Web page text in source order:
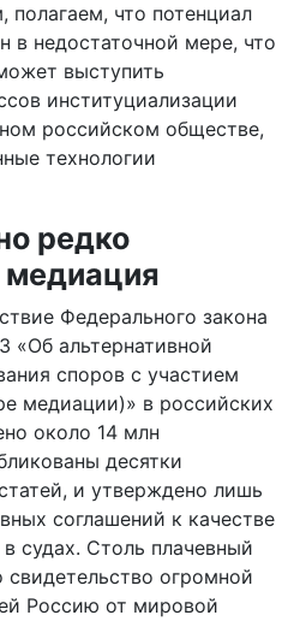
полагаем, что потенциал
в недостаточной мере, что
выступить
институциализации
российском обществе,
технологии
редко
медиация
Федерального закона
«Об альтернативной
споров с участием
медиации)» в российских
около 14 млн
десятки
и утверждено лишь
соглашений к качестве
судах. Столь плачевный
огромной
Россию от мировой